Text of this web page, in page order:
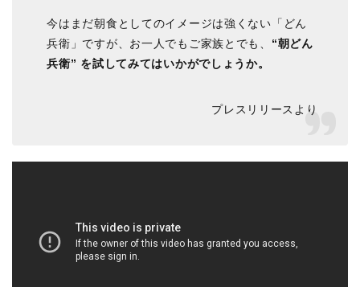
今はまだ朝食としてのイメージは強くない「どん
兵衛」ですが、お一人でもご家族とでも、 “朝どん
兵衛” を試してみてはいかがでしょうか。
プレスリリースより